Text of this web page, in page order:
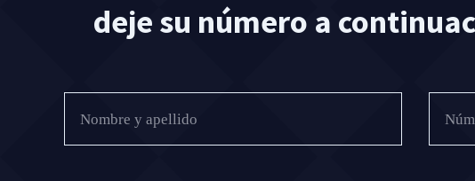
deje su número a